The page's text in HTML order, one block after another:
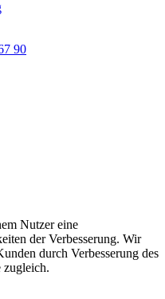
90
Nutzer eine
der Verbesserung. Wir
durch Verbesserung des
zugleich.